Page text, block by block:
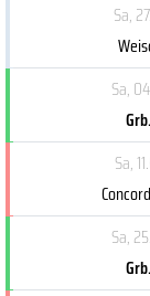
Sa,
Sa,
Sa,
Sa,